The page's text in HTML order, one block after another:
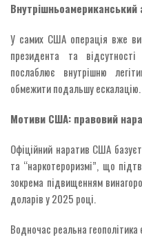
Внутрішньоамериканський
У самих США операція вже
президента та
послаблює внутрішню
обмежити подальшу ескалацію.
Мотиви США: правовий
Офіційний наратив США
та “наркотероризмі”, що
зокрема підвищенням
доларів у 2025 році.
Водночас реальна